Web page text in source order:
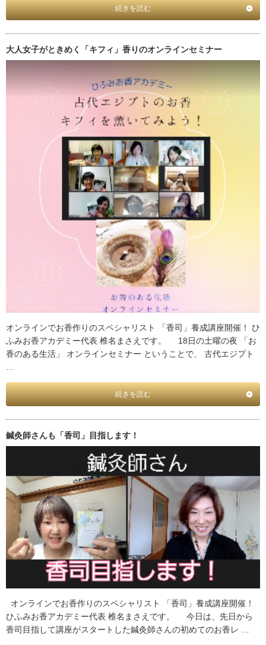
続きを読む
大人女子がときめく「キフィ」香りのオンラインセミナー
オンラインでお香作りのスペシャリスト 「香司」養成講座開催！ ひ
ふみお香アカデミー代表 椎名まさえです。 18日の土曜の夜 「お
香のある生活」 オンラインセミナー ということで、 古代エジプト
続きを読む
鍼灸師さんも「香司」目指します！
オンラインでお香作りのスペシャリスト 「香司」養成講座開催！
ひふみお香アカデミー代表 椎名まさえです。 今日は、先日から
香司目指して講座がスタートした鍼灸師さんの初めてのお香レ …